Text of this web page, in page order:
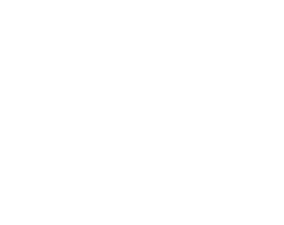
данные, обработать их и записать в объект данных.
В данном примере узлы append, aggregate, filter, transform и join изменяют